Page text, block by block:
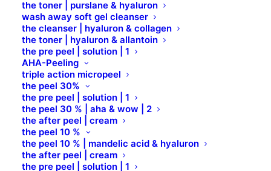
the toner | purslane & hyaluron
wash away soft gel cleanser
the cleanser | hyaluron & collagen
the toner | hyaluron & allantoin
the pre peel | solution | 1
AHA-Peeling
triple action micropeel
the peel 30%
the pre peel | solution | 1
the peel 30 % | aha & wow | 2
the after peel | cream
the peel 10 %
the peel 10 % | mandelic acid & hyaluron
the after peel | cream
the pre peel | solution | 1